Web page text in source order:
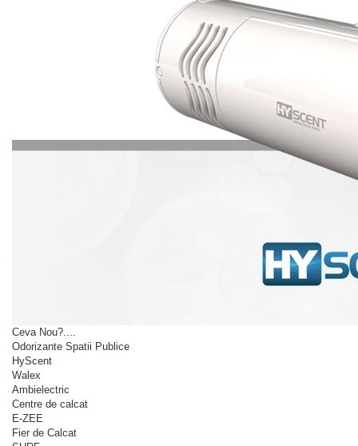
Ceva Nou?....
Odorizante Spatii Publice
HyScent
Walex
Ambielectric
Centre de calcat
E-ZEE
Fier de Calcat